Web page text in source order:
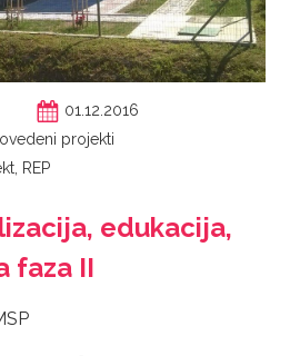
01.12.2016
projekti
, REP
edukacija,
faza II